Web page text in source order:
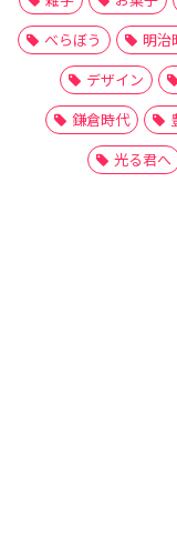
べらぼう
明治
デザイン
鎌倉時代
光る君へ